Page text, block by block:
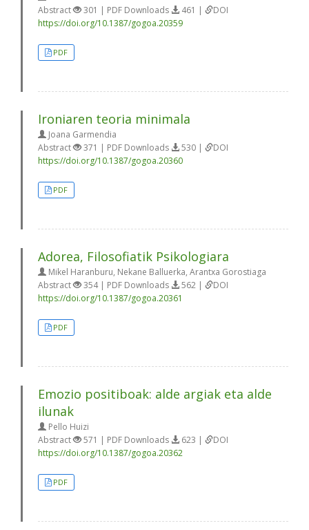
Abstract
301 | PDF Downloads 461 |
DOI
https://doi.org/10.1387/gogoa.20359
PDF
Ironiaren teoria minimala
Joana Garmendia
Abstract
371 | PDF Downloads 530 |
DOI
https://doi.org/10.1387/gogoa.20360
PDF
Adorea, Filosofiatik Psikologiara
Mikel Haranburu, Nekane Balluerka, Arantxa Gorostiaga
Abstract
354 | PDF Downloads 562 |
DOI
https://doi.org/10.1387/gogoa.20361
PDF
Emozio positiboak: alde argiak eta alde
ilunak
Pello Huizi
Abstract
571 | PDF Downloads 623 |
DOI
https://doi.org/10.1387/gogoa.20362
PDF